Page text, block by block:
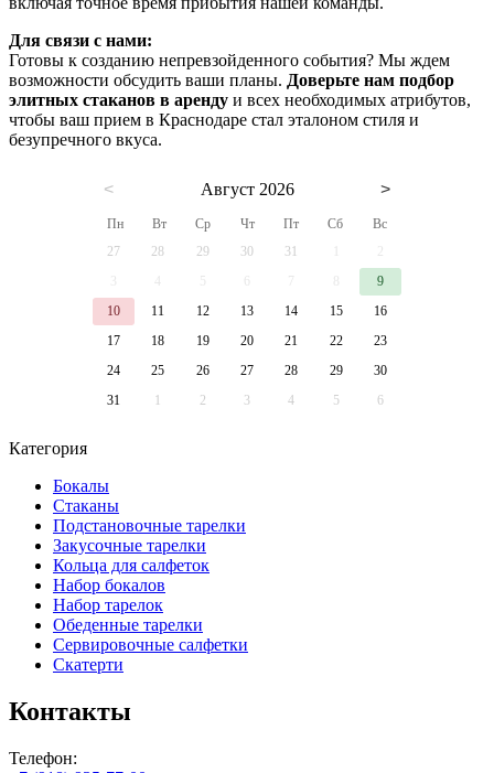
Для связи с нами:
Готовы к созданию непревзойденного события? Мы ждем
возможности обсудить ваши планы. Доверьте нам подбор
элитных стаканов в аренду и всех необходимых атрибутов,
чтобы ваш прием в Краснодаре стал эталоном стиля и
безупречного вкуса.
< Август 2026 >
Пн Вт Ср Чт Пт Сб
Вс
27
28 29 30 31
2
3
4 5 7
9
10
11 12 13 14 15
16
17
18 19 20 21 22
23
24
25 26 27 28 29
30
31
1 2 3 4 5 6
Категория
Бокалы
Стаканы
Подстановочные тарелки
Закусочные тарелки
Кольца для салфеток
Набор бокалов
Набор тарелок
Обеденные тарелки
Сервировочные салфетки
Скатерти
Контакты
Телефон: